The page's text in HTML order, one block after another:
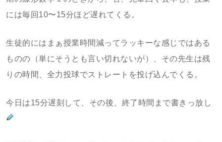
には毎回10〜15分ほど遅れてくる。
生徒的にはまぁ授業時間減ってラッキーな感じではある
ものの（単にそうとも言い切れないが）、その先生は残
りの時間、全力投球でストレートを投げ込んでくる。
今日は15分遅刻して、その後、終了時間まで書きっ放し